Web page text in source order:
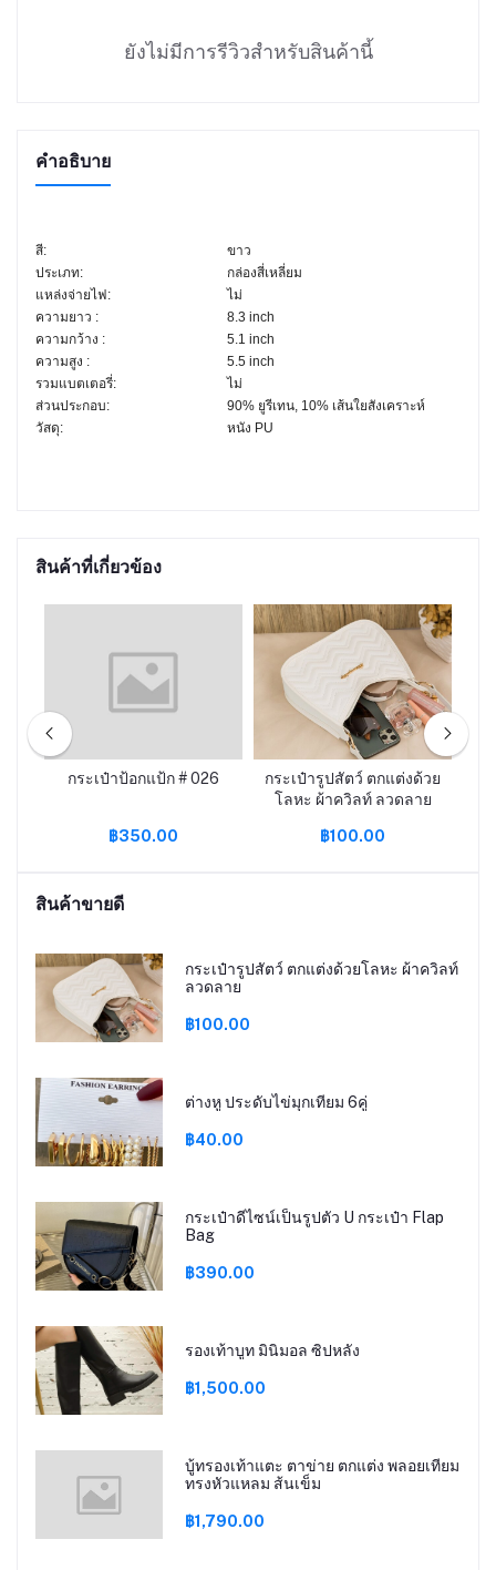
ยังไม่มีการรีวิวสำหรับสินค้านี้
คำอธิบาย
สี:
ขาว
ประเภท:
กล่องสี่เหลี่ยม
แหล่งจ่ายไฟ:
ไม่
ความยาว :
8.3 inch
ความกว้าง :
5.1 inch
ความสูง :
5.5 inch
รวมแบตเตอรี่:
ไม่
ส่วนประกอบ:
90% ยูรีเทน, 10% เส้นใยสังเคราะห์
วัสดุ:
หนัง PU
สินค้าที่เกี่ยวข้อง
กระเป๋าป้อกแป้ก # 026
฿350.00
กระเป๋ารูปสัตว์ ตกแต่งด้วย
โลหะ ผ้าควิลท์ ลวดลาย
฿100.00
สินค้าขายดี
กระเป๋ารูปสัตว์ ตกแต่งด้วยโลหะ ผ้าควิลท์
ลวดลาย
฿100.00
ต่างหู ประดับไข่มุกเทียม 6คู่
฿40.00
กระเป๋าดีไซน์เป็นรูปตัว U กระเป๋า Flap
Bag
฿390.00
รองเท้าบูท มินิมอล ซิปหลัง
฿1,500.00
บู้ทรองเท้าแตะ ตาข่าย ตกแต่ง พลอยเทียม
ทรงหัวแหลม ส้นเข็ม
฿1,790.00